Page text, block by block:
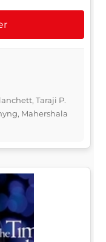
Taraji P.
Mahershala